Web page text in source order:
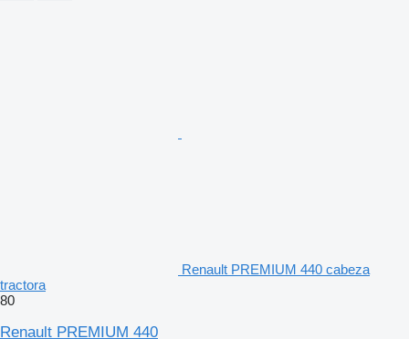
Renault PREMIUM 440 cabeza
tractora
80
Renault PREMIUM 440